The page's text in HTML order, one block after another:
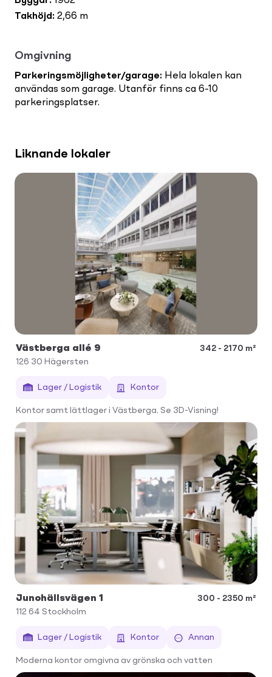
Takhöjd : 2,66 m
Omgivning
Parkeringsmöjligheter/garage: Hela lokalen kan
användas som garage. Utanför finns ca 6-10
parkeringsplatser.
Liknande lokaler
Västberga allé 9
342 - 2170 m²
126 30 Hägersten
Lager / Logistik Kontor
Kontor samt lättlager i Västberga. Se 3D-Visning!
Junohällsvägen 1
300 - 2350 m²
112 64 Stockholm
Lager / Logistik Kontor Annan
Moderna kontor omgivna av grönska och vatten